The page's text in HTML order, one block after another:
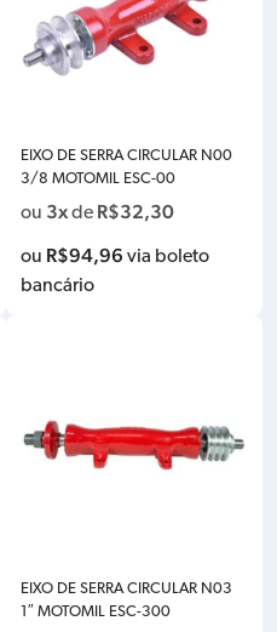
EIXO DE SERRA CIRCULAR N00
3/8 MOTOMIL ESC-00
ou 3xde R$32,30
ou R$94,96 via boleto
bancário
EIXO DE SERRA CIRCULAR N03
1″ MOTOMIL ESC-300